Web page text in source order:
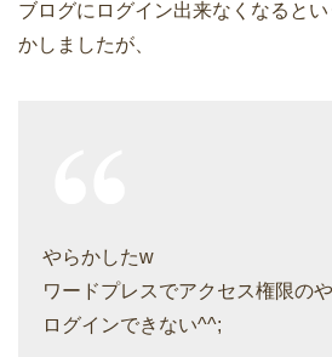
ブログにログイン出来なくなると
かしましたが、
やらかしたw
ワードプレスでアクセス権限の
ログインできない^^;